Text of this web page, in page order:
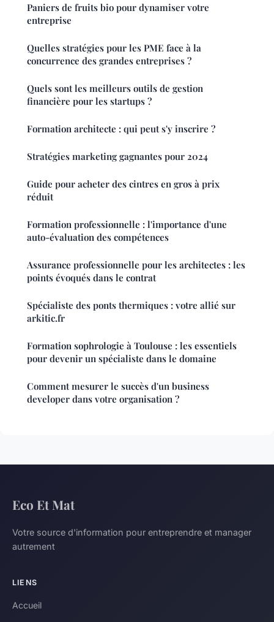
Paniers de fruits bio pour dynamiser votre
entreprise
Quelles stratégies pour les PME face à la
concurrence des grandes entreprises ?
Quels sont les meilleurs outils de gestion
financière pour les startups ?
Formation architecte : qui peut s'y inscrire ?
Stratégies marketing gagnantes pour 2024
Guide pour acheter des cintres en gros à prix
réduit
Formation professionnelle : l'importance d'une
auto-évaluation des compétences
Assurance professionnelle pour les architectes : les
points évoqués dans le contrat
Spécialiste des ponts thermiques : votre allié sur
arkitic.fr
Formation sophrologie à Toulouse : les essentiels
pour devenir un spécialiste dans le domaine
Comment mesurer le succès d'un business
developer dans votre organisation ?
Eco Et Mat
Votre source d'information pour entreprendre et manager
autrement
LIENS
Accueil